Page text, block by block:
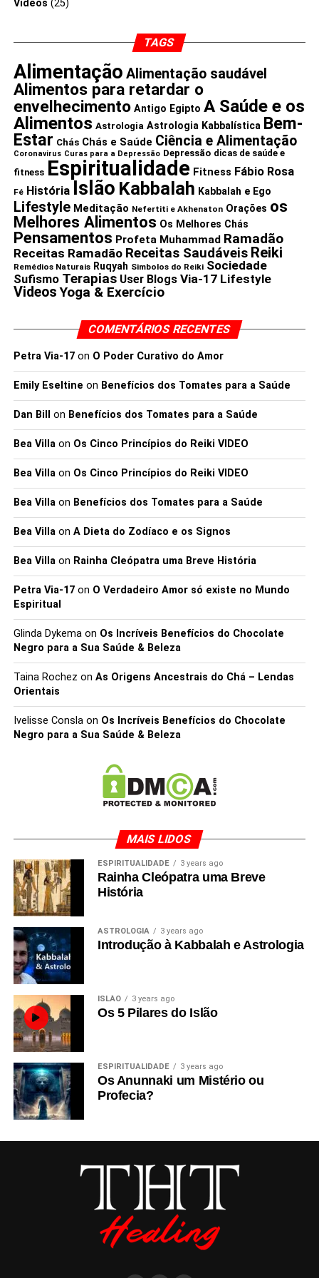
exercícios”, disse
comunitária da Escola de Medicina Kirk Kerkorian da
“O que você não quer é começar a treinar muito duro e
intensamente”, disse ela.
Ichinoe recomendou as seguintes dicas para começar a
usar o IWT:
Comece com metas atingíveis.Se você não pode fazer
30 minutos quando você começa pela primeira vez, tudo
bem. Escolha um objetivo que funcione para o seu nível de
condicionamento físico.
Use o “teste de conversação”para verificar o seu nível
de intensidade. Durante os intervalos de caminhada rápida,
você só deve ser capaz de dizer algumas palavras antes
Use sapatos de apoio para caminhada– se estiver
desconfortável, é menos provável que mantenha a sua
rotina!
Conheça o seu corpo.Se sentir dor ou tonturas, abrande
ou pare.
Registe as suas sessõesusando um diário, rastreador de
fitness ou uma simples aplicação no seu telemóvel.
Eby aconselhou um breve teste primeiro. “Queremos
construir o sucesso com base no sucesso”, disse ela. “Se
você quiser embarcar em um programa de treino de
caminhada intervalada, comece baixo e construa
minutos, depois caminhe rapidamente por 20 a 30
segundos e repita durante toda a caminhada. À medida
que o seu corpo se adapta a esse novo estímulo de
das sessões de caminhada mais rápidas”, concluiu Eby.
Videos (25)
TAGS
Alimentação Alimentação saudável
Alimentos para retardar o
envelhecimento Antigo Egipto A Saúde e os
Alimentos Astrologia Astrologia Kabbalística Bem-
Estar Chás Chás e Saúde Ciência e Alimentação
Coronavirus Curas para a Depressão Depressão dicas de saúde e
fitness Espiritualidade Fitness Fábio Rosa
Fé História Islão Kabbalah Kabbalah e Ego
Lifestyle Meditação Nefertiti e Akhenaton Orações os
Melhores Alimentos Os Melhores Chás
Pensamentos Profeta Muhammad Ramadão
Receitas Ramadão Receitas Saudáveis Reiki
Remédios Naturais Ruqyah Simbolos do Reiki Sociedade
Sufismo Terapias User Blogs Via-17 Lifestyle
Videos Yoga & Exercício
COMENTÁRIOS RECENTES
Petra Via-17on O Poder Curativo do Amor
Emily Eseltine on Benefícios dos Tomates para a Saúde
Dan Bill on Benefícios dos Tomates para a Saúde
Bea Villaon Os Cinco Princípios do Reiki VIDEO
Bea Villaon Os Cinco Princípios do Reiki VIDEO
Bea Villaon Benefícios dos Tomates para a Saúde
Bea Villaon A Dieta do Zodíaco e os Signos
Bea Villaon Rainha Cleópatra uma Breve História
Petra Via-17on O Verdadeiro Amor só existe no Mundo
Espiritual
Glinda Dykemaon Os Incríveis Benefícios do Chocolate
Negro para a Sua Saúde & Beleza
Taina Rochez on As Origens Ancestrais do Chá – Lendas
Orientais
Ivelisse Conslaon Os Incríveis Benefícios do Chocolate
Negro para a Sua Saúde & Beleza
MAIS LIDOS
ESPIRITUALIDADE 3 years ago
Rainha Cleópatra uma Breve
História
ASTROLOGIA 3 years ago
Introdução à Kabbalah e Astrologia
ISLÃO 3 years ago
Os 5 Pilares do Islão
ESPIRITUALIDADE 3 years ago
Os Anunnaki um Mistério ou
Profecia?